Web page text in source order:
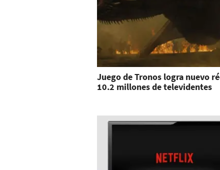
Juego de Tronos logra nuevo
10.2 millones de televidentes